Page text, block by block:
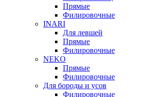
Прямые
Филировочные
INARI
Для левшей
Прямые
Филировочные
NEKO
Прямые
Филировочные
Для бороды и усов
Филировочные